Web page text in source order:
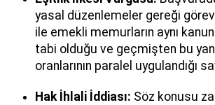
yasal düzenlemeler gereği
ile emekli memurların aynı
tabi olduğu ve geçmişten bu
oranlarının paralel uygulandığı
Hak İhlali İddiası: Söz konusu